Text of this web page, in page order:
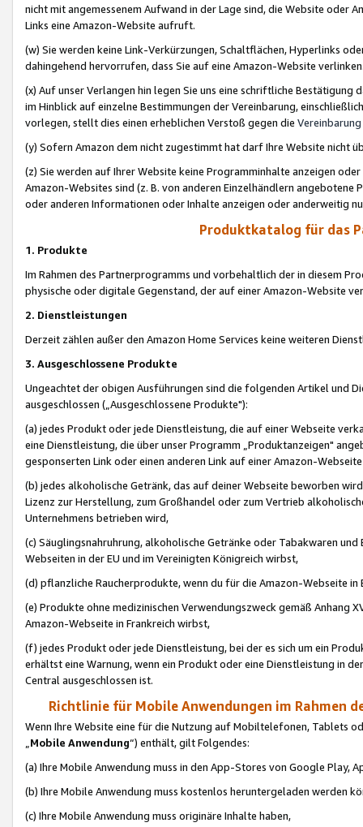
nicht mit angemessenem Aufwand in der Lage sind, die Website oder
Links eine Amazon-Website aufruft.
(w) Sie werden keine Link-Verkürzungen, Schaltflächen, Hyperlinks
dahingehend hervorrufen, dass Sie auf eine Amazon-Website
(x) Auf unser Verlangen hin legen Sie uns eine schriftliche
im Hinblick auf einzelne Bestimmungen der Vereinbarung,
vorlegen, stellt dies einen erheblichen Verstoß gegen die Vereinbarung
(y) Sofern Amazon dem nicht zugestimmt hat darf Ihre Website nicht
(z) Sie werden auf Ihrer Website keine Programminhalte anzeigen
Amazon-Websites sind (z. B. von anderen Einzelhändlern
oder anderen Informationen oder Inhalte anzeigen oder anderweitig
Produktkatalog für das
1. Produkte
Im Rahmen des Partnerprogramms und vorbehaltlich der in diesem
physische oder digitale Gegenstand, der auf einer Amazon-Website
2. Dienstleistungen
Derzeit zählen außer den Amazon Home Services keine weiteren
3. Ausgeschlossene Produkte
Ungeachtet der obigen Ausführungen sind die folgenden Artikel und
ausgeschlossen („Ausgeschlossene Produkte"):
(a) jedes Produkt oder jede Dienstleistung, die auf einer Webseite
eine Dienstleistung, die über unser Programm „Produktanzeigen"
gesponserten Link oder einen anderen Link auf einer Amazon-
(b) jedes alkoholische Getränk, das auf deiner Webseite beworben
Lizenz zur Herstellung, zum Großhandel oder zum Vertrieb
Unternehmens betrieben wird,
(c) Säuglingsnahruhrung, alkoholische Getränke oder Tabakwaren
Webseiten in der EU und im Vereinigten Königreich wirbst,
(d) pflanzliche Raucherprodukte, wenn du für die Amazon-Webseite in
(e) Produkte ohne medizinischen Verwendungszweck gemäß Anhang
Amazon-Webseite in Frankreich wirbst,
(f) jedes Produkt oder jede Dienstleistung, bei der es sich um ein
erhältst eine Warnung, wenn ein Produkt oder eine Dienstleistung in
Central ausgeschlossen ist.
Richtlinie für Mobile Anwendungen im Rahmen
Wenn Ihre Website eine für die Nutzung auf Mobiltelefonen, Tablets
„Mobile Anwendung“) enthält, gilt Folgendes:
(a) Ihre Mobile Anwendung muss in den App-Stores von Google Play,
(b) Ihre Mobile Anwendung muss kostenlos heruntergeladen werden
(c) Ihre Mobile Anwendung muss originäre Inhalte haben,